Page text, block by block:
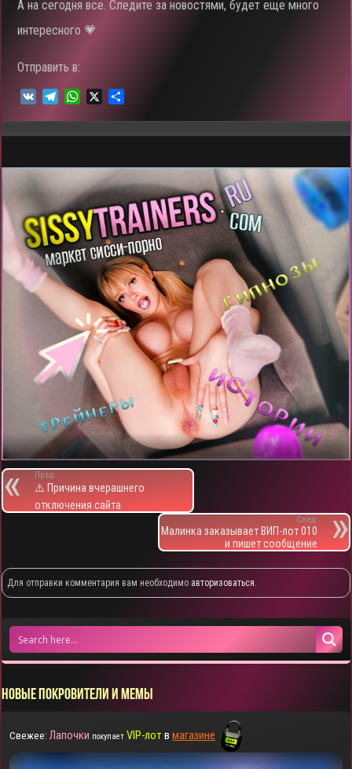
А на сегодня все. Следите за новостями, будет еще много
интересного 💗
Отправить в:
a
m
W
p
p
и
т
ь
Пред.
⚠️ Причина вчерашнего
отключения сайта
След.
Малинка заказывает ВИП-лот 010
и пишет сообщение
Для отправки комментария вам необходимо авторизоваться
НОВЫЕ ПОКРОВИТЕЛИ И МЕМЫ
Свежее: Лапочки покупает VIP-лотвмагазине